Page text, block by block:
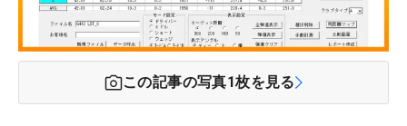
この記事の写真1枚を見る